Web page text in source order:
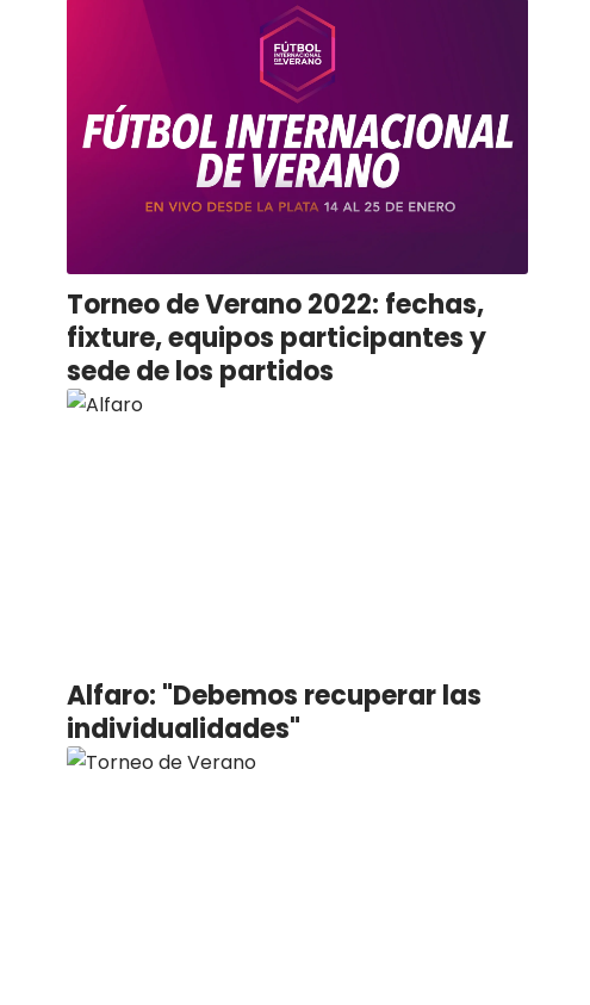
Torneo de Verano 2022: fechas,
fixture, equipos participantes y
sede de los partidos
Alfaro: "Debemos recuperar las
individualidades"